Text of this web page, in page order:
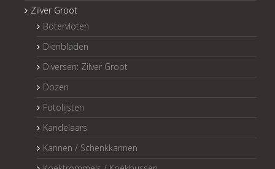
Zilver Groot
Botervloten
Dienbladen
Diversen: Zilver Groot
Dozen
Fotolijsten
Kandelaars
Kannen / Schenkkannen